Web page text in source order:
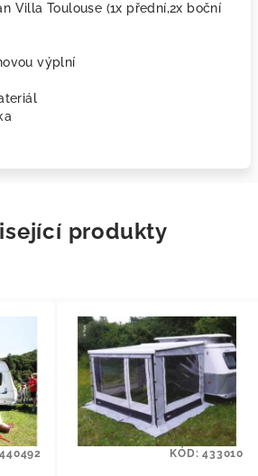
Villa Toulouse (1x přední,2x boční
výplní
produkty
440492 KÓD:433010